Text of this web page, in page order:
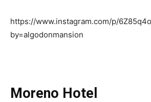
https://www.instagram.com/p/
by=algodonmansion
Moreno Hotel